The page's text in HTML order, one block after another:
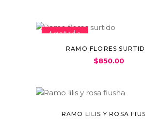
Agotado
RAMO FLORES
$850.00
RAMO LILIS Y ROSA